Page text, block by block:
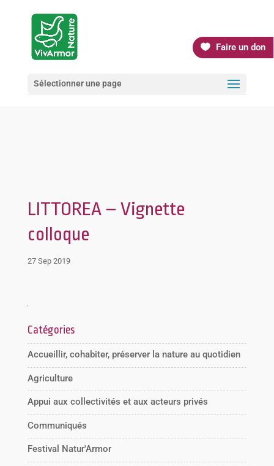
Faire un don
Sélectionner une page
LITTOREA – Vignette
colloque
27 Sep 2019
Catégories
Accueillir, cohabiter, préserver la nature au quotidien
Agriculture
Appui aux collectivités et aux acteurs privés
Communiqués
Festival Natur'Armor